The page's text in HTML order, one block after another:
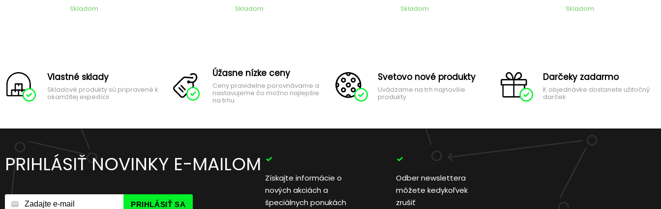
Skladom
Skladom
Skladom
Skladom
Vlastné sklady
Skladové produkty sú pripravené k
okamžitej expedícii
Úžasne nízke ceny
Ceny pravidelne porovnávame a
nastavujeme čo možno najlepšie
na trhu
Svetovo nové produkty
Uvádzame na trh najnovšie
produkty
Darčeky zadarmo
K objednávke dostanete užitočný
darček
PRIHLÁSIŤ NOVINKY E-MAILOM
PRIHLÁSIŤ SA
Získajte informácie o
nových akciách a
špeciálnych ponukách
Odber newslettera
môžete kedykoľvek
zrušiť